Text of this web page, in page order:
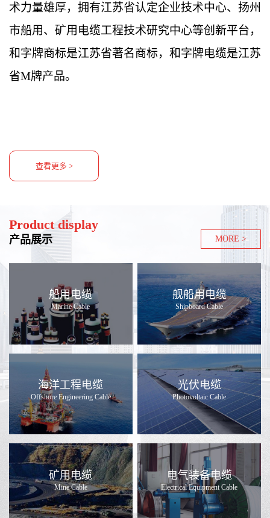
术力量雄厚，拥有江苏省认定企业技术中心、扬州
市船用、矿用电缆工程技术研究中心等创新平台，
和字牌商标是江苏省著名商标，和字牌电缆是江苏
省M牌产品。
查看更多 >
Product display
产品展示 MORE >
船用电缆
Marine Cable
舰船用电缆
Shipboard Cable
海洋工程电缆
Offshore Engineering Cable
光伏电缆
Photovoltaic Cable
矿用电缆
Mine Cable
电气装备电缆
Electrical Equipment Cable